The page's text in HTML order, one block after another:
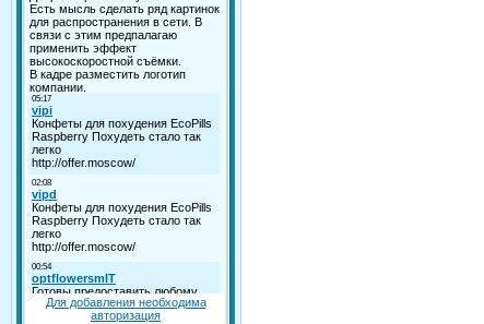
Для добавления необходима
авторизация